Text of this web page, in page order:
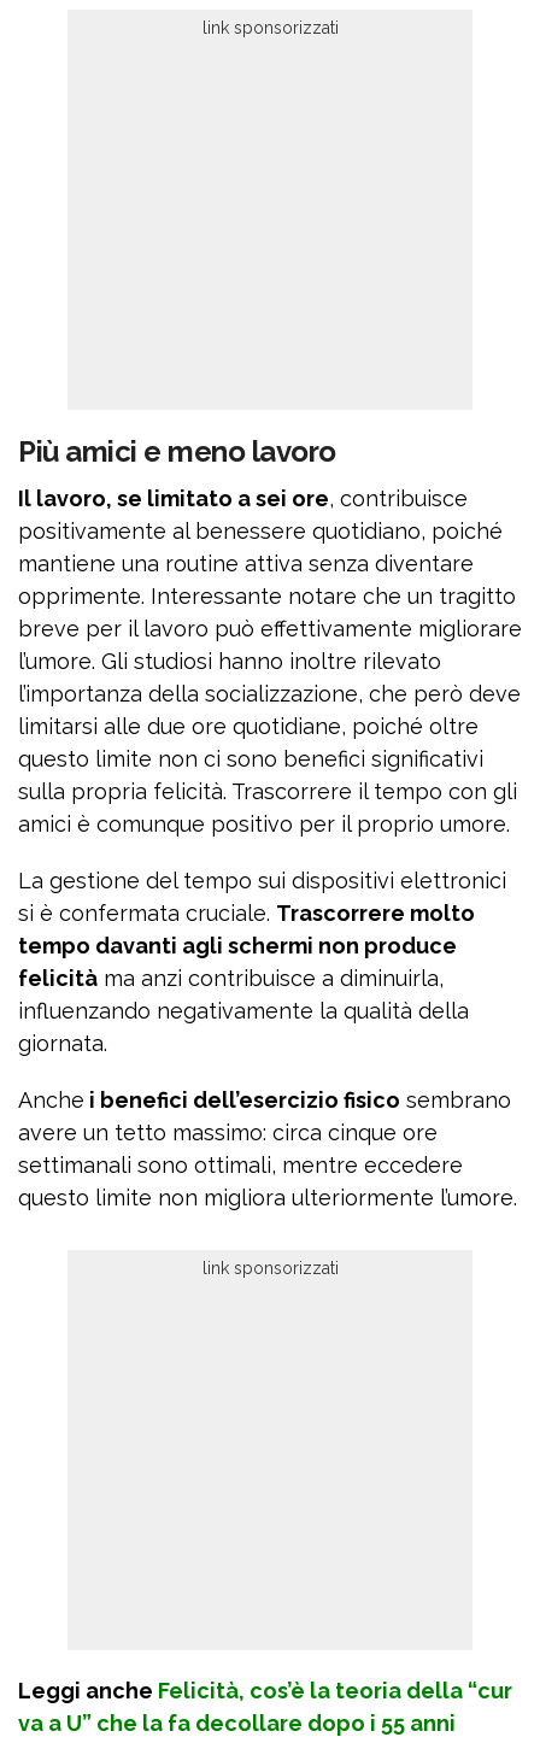
Più amici e meno lavoro
Il lavoro, se limitato a sei ore, contribuisce
positivamente al benessere quotidiano, poiché
mantiene una routine attiva senza diventare
opprimente. Interessante notare che un tragitto
breve per il lavoro può effettivamente migliorare
l’umore. Gli studiosi hanno inoltre rilevato
l’importanza della socializzazione, che però deve
limitarsi alle due ore quotidiane, poiché oltre
questo limite non ci sono benefici significativi
sulla propria felicità. Trascorrere il tempo con gli
amici è comunque positivo per il proprio umore.
La gestione del tempo sui dispositivi elettronici
si è confermata cruciale. Trascorrere molto
tempo davanti agli schermi non produce
felicità ma anzi contribuisce a diminuirla,
influenzando negativamente la qualità della
giornata.
Anche i benefici dell’esercizio fisico sembrano
avere un tetto massimo: circa cinque ore
settimanali sono ottimali, mentre eccedere
questo limite non migliora ulteriormente l’umore.
Leggi anche Felicità, cos’è la teoria della “cur
va a U” che la fa decollare dopo i 55 anni